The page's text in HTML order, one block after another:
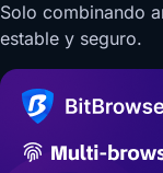
Solo combinando
estable y seguro.